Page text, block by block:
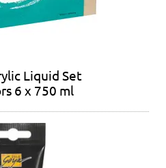
Liquid Set
6 x 750 ml